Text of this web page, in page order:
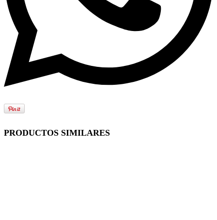
PRODUCTOS SIMILARES